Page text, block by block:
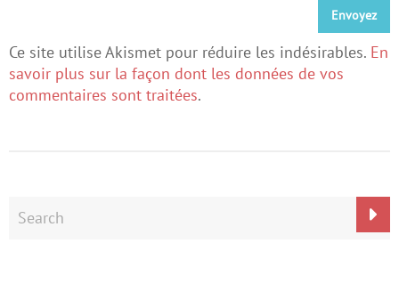
Ce site utilise Akismet pour réduire les indésirables. En
savoir plus sur la façon dont les données de vos
commentaires sont traitées.